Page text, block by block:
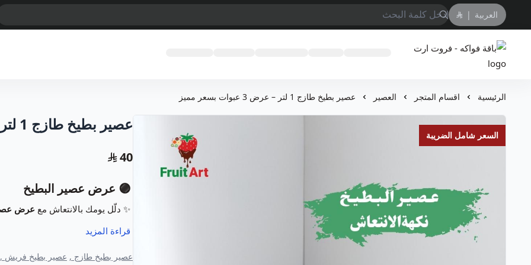
العربية |
باقة فواكه - فروت ارت
الرئيسية اقسام المتجر العصير عصير بطيخ طازج 1 لتر – عرض 3 عبوات بسعر مميز
السعر شامل الضريبة
عصير بطيخ طازج 1 لتر – عرض 3 عبوات بسعر مميز
40
🟣 عرض عصير البطيخ
✨ دلّل يومك بالانتعاش مع عرض
عرض مميز يمنحك طعم طبيعي منعش
قراءة المزيد
عصير بطيخ طازج , عصير بطيخ فريش ,